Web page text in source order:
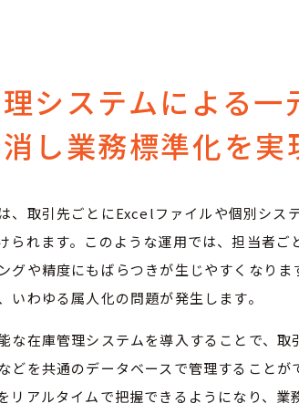
システムによる一
し業務標準化を実
、取引先ごとにExcelファイルや個別シス
られます。このような運用では、担当者ご
グや精度にもばらつきが生じやすくなり
いわゆる属人化の問題が発生します。
な在庫管理システムを導入することで、
どを共通のデータベースで管理することが
リアルタイムで把握できるようになり、業